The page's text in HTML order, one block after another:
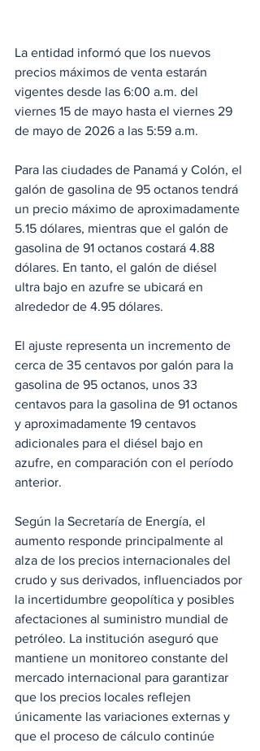
La entidad informó que los nuevos
precios máximos de venta estarán
vigentes desde las 6:00 a.m. del
viernes 15 de mayo hasta el viernes 29
de mayo de 2026 a las 5:59 a.m.
Para las ciudades de Panamá y Colón, el
galón de gasolina de 95 octanos tendrá
un precio máximo de aproximadamente
5.15 dólares, mientras que el galón de
gasolina de 91 octanos costará 4.88
dólares. En tanto, el galón de diésel
ultra bajo en azufre se ubicará en
alrededor de 4.95 dólares.
El ajuste representa un incremento de
cerca de 35 centavos por galón para la
gasolina de 95 octanos, unos 33
centavos para la gasolina de 91 octanos
y aproximadamente 19 centavos
adicionales para el diésel bajo en
azufre, en comparación con el período
anterior.
Según la Secretaría de Energía, el
aumento responde principalmente al
alza de los precios internacionales del
crudo y sus derivados, influenciados por
la incertidumbre geopolítica y posibles
afectaciones al suministro mundial de
petróleo. La institución aseguró que
mantiene un monitoreo constante del
mercado internacional para garantizar
que los precios locales reflejen
únicamente las variaciones externas y
que el proceso de cálculo continúe